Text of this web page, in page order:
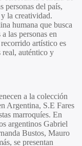
personas del país,
la creatividad.
humana que busca
las personas en
artístico es
real, auténtico y
a la colección
Argentina, S.E Fares
marroquíes. En
argentinos Gabriel
Bustos, Mauro
se presentan